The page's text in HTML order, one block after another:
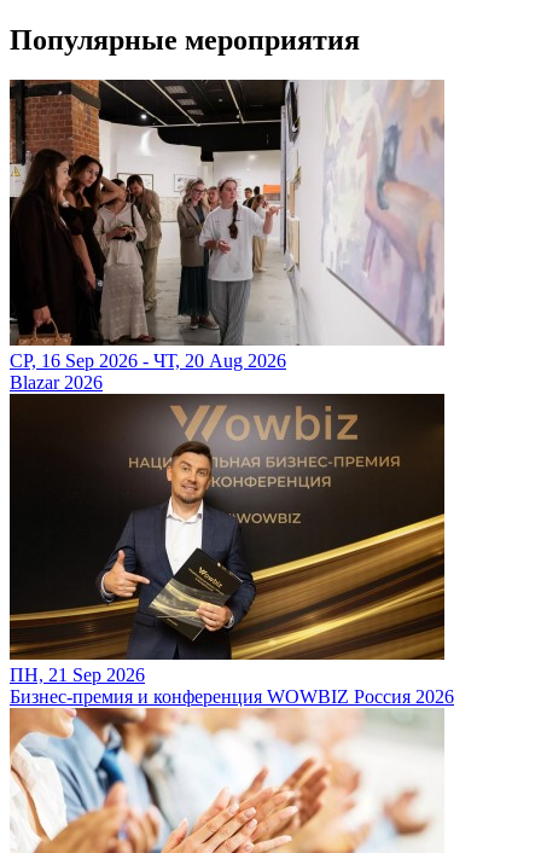
Популярные мероприятия
СР, 16 Sep 2026 - ЧТ, 20 Aug 2026
Blazar 2026
ПН, 21 Sep 2026
Бизнес-премия и конференция WOWBIZ Россия 2026